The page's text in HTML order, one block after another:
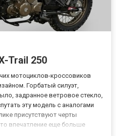
Trail 250
мотоциклов-кроссовиков
Горбатый силуэт,
задранное ветровое стекло,
эту модель с аналогами
присутствуют черты
впечатление еще больше